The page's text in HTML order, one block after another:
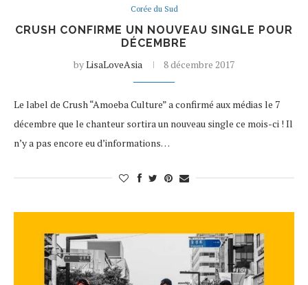
Corée du Sud
CRUSH CONFIRME UN NOUVEAU SINGLE POUR
DÉCEMBRE
byLisaLoveAsia 8 décembre 2017
Le label de Crush “Amoeba Culture” a confirmé aux médias le 7
décembre que le chanteur sortira un nouveau single ce mois-ci ! Il
n’y a pas encore eu d’informations…